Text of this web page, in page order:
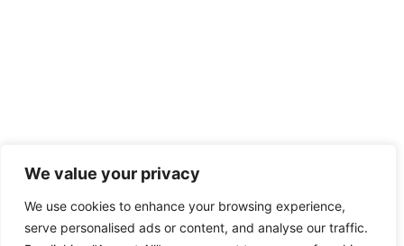
We value your privacy
We use cookies to enhance your browsing experience,
serve personalised ads or content, and analyse our traffic.